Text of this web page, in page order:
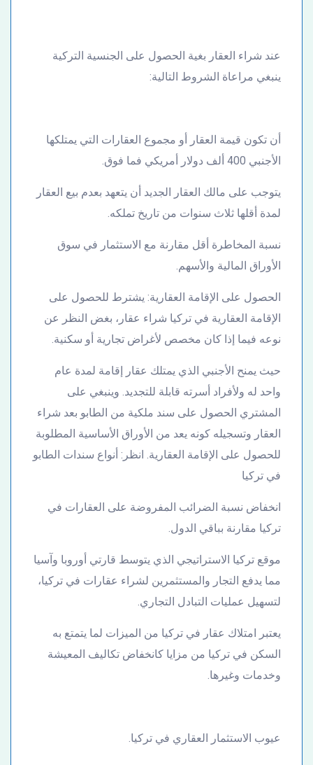
عند شراء العقار بغية الحصول على الجنسية التركية
ينبغي مراعاة الشروط التالية:
أن تكون قيمة العقار أو مجموع العقارات التي يمتلكها
الأجنبي 400 ألف دولار أمريكي فما فوق.
يتوجب على مالك العقار الجديد أن يتعهد بعدم بيع العقار
لمدة أقلها ثلاث سنوات من تاريخ تملكه.
نسبة المخاطرة أقل مقارنة مع الاستثمار في سوق
الأوراق المالية والأسهم.
الحصول على الإقامة العقارية: يشترط للحصول على
الإقامة العقارية في تركيا شراء عقار، بغض النظر عن
نوعه فيما إذا كان مخصص لأغراض تجارية أو سكنية.
حيث يمنح الأجنبي الذي يمتلك عقار إقامة لمدة عام
واحد له ولأفراد أسرته قابلة للتجديد. وينبغي على
المشتري الحصول على سند ملكية من الطابو بعد شراء
العقار وتسجيله كونه يعد من الأوراق الأساسية المطلوبة
للحصول على الإقامة العقارية. انظر: أنواع سندات الطابو
في تركيا
انخفاض نسبة الضرائب المفروضة على العقارات في
تركيا مقارنة بباقي الدول.
موقع تركيا الاستراتيجي الذي يتوسط قارتي أوروبا وآسيا
مما يدفع التجار والمستثمرين لشراء عقارات في تركيا،
لتسهيل عمليات التبادل التجاري.
يعتبر امتلاك عقار في تركيا من الميزات لما يتمتع به
السكن في تركيا من مزايا كانخفاض تكاليف المعيشة
وخدمات وغيرها.
عيوب الاستثمار العقاري في تركيا.